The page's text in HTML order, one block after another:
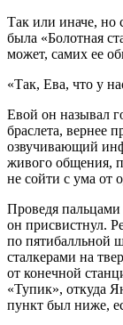
Так или иначе, но
была «Болотная
может, самих ее
«Так, Ева, что у
Евой он называл
браслета, вернее
озвучивающий
живого общения,
не сойти с ума от
Проведя пальцами
он присвистнул.
по пятибалльной
сталкерами на
от конечной
«Тупик», откуда
пункт был ниже,